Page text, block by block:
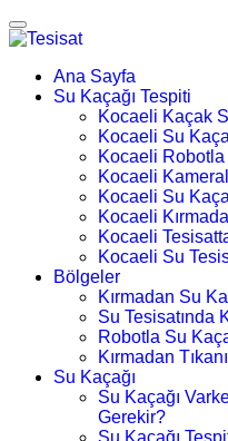
Ana Sayfa
Su Kaçağı Tespiti
Kocaeli Kaçak
Kocaeli Su
Kocaeli
Kocaeli
Kocaeli Su
Kocaeli
Kocaeli
Kocaeli Su
Bölgeler
Kırmadan Su
Su Tesisatında
Robotla Su
Kırmadan
Su Kaçağı
Su Kaçağı
Gerekir?
Su Kaçağı